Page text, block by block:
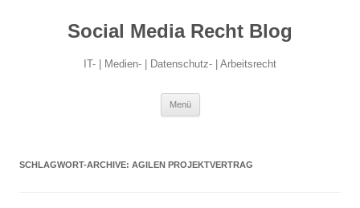
Social Media Recht Blog
IT- | Medien- | Datenschutz- | Arbeitsrecht
Menü
SCHLAGWORT-ARCHIVE: AGILEN PROJEKTVERTRAG